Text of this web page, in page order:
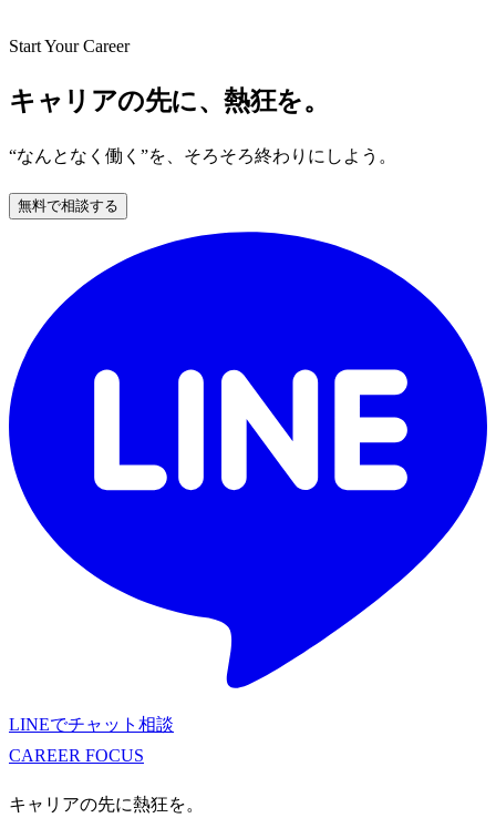
Start Your Career
キャリアの先に、熱狂を。
“なんとなく働く”を、そろそろ終わりにしよう。
無料で相談する
LINEでチャット相談
CAREER FOCUS
キャリアの先に熱狂を。